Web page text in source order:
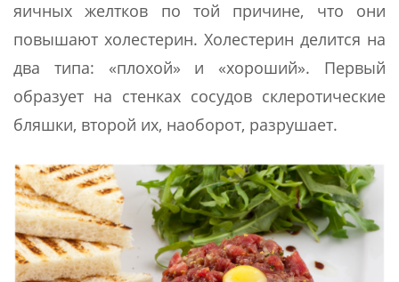
яичных желтков по той причине, что они
повышают холестерин. Холестерин делится на
два типа: «плохой» и «хороший». Первый
образует на стенках сосудов склеротические
бляшки, второй их, наоборот, разрушает.